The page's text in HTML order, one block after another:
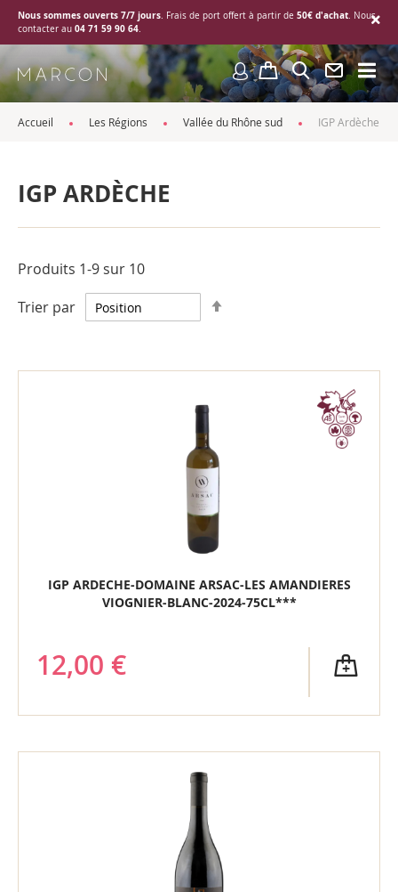
Nous sommes ouverts 7/7 jours. Frais de port offert à partir de 50€ d'achat. Nous
contacter au 04 71 59 90 64.
Accueil Les Régions Vallée du Rhône sud IGP Ardèche
IGP ARDÈCHE
Produits 1-9 sur 10
Trier par
IGP ARDECHE-DOMAINE ARSAC-LES AMANDIERES
VIOGNIER-BLANC-2024-75CL***
12,00 €